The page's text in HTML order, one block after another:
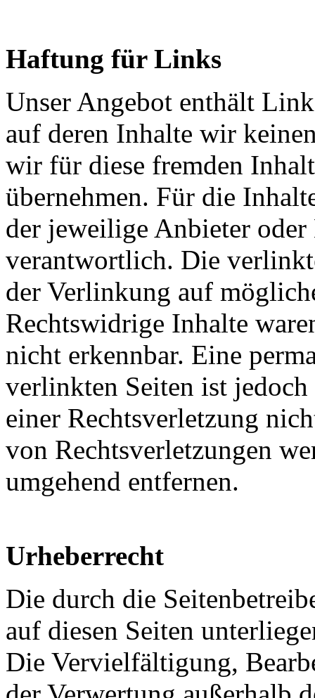
Haftung für Links
Unser Angebot enthält
auf deren Inhalte wir
wir für diese fremden
übernehmen. Für die
der jeweilige Anbieter oder
verantwortlich. Die
der Verlinkung auf
Rechtswidrige Inhalte
nicht erkennbar. Eine
verlinkten Seiten ist
einer Rechtsverletzung
von Rechtsverletzungen
umgehend entfernen.
Urheberrecht
Die durch die
auf diesen Seiten
Die Vervielfältigung,